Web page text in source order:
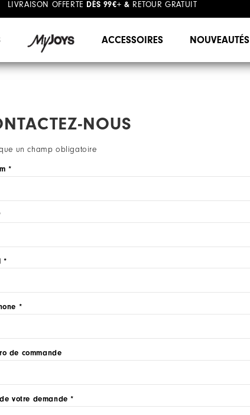
#1 SHOE IN GOLF #1 GLOVE IN GOLF
ACCESSOIRES NOUVEAUTÉS
NOUS
un champ obligatoire
*
*
*
de commande
votre demande *